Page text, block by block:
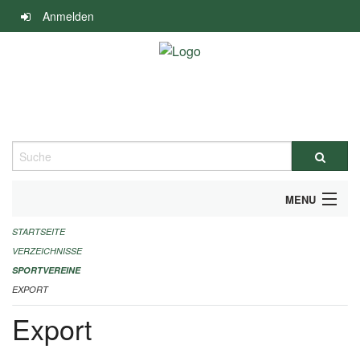
Navigation
überspringen
Anmelden
Suche
MENU
ALLGEMEINE INFORMATIONEN
FINANZIELLE UNTERSTÜTZUNG BENÖTIGT?
KONTAKT
STARTSEITE
VERZEICHNISSE
SPORTVEREINE
EXPORT
Export